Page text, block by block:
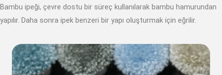
Bambu ipeği, çevre dostu bir süreç kullanılarak bambu hamurundan
yapılır. Daha sonra ipek benzeri bir yapı oluşturmak için eğrilir.